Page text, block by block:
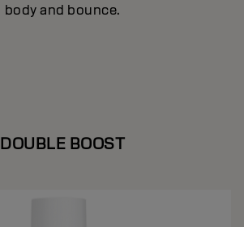
body and bounce.
DOUBLE BOOST